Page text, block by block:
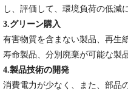
し、評価して、環境負荷の低減
3.グリーン購入
有害物質を含まない製品、再生
寿命製品、分別廃棄が可能な製
4.製品技術の開発
消費電力が少なく、また、部品